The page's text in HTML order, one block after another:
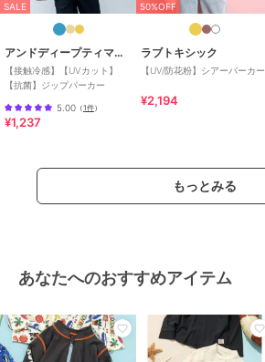
SALE
アンドディープティマイン
【接触冷感】【UVカット】
【抗菌】ジップパーカー
5.00 （1件）
¥1,237
50%OFF
ラブトキシック
【UV/防花粉】シアーパーカー
¥2,194
もっとみる
あなたへのおすすめアイテム